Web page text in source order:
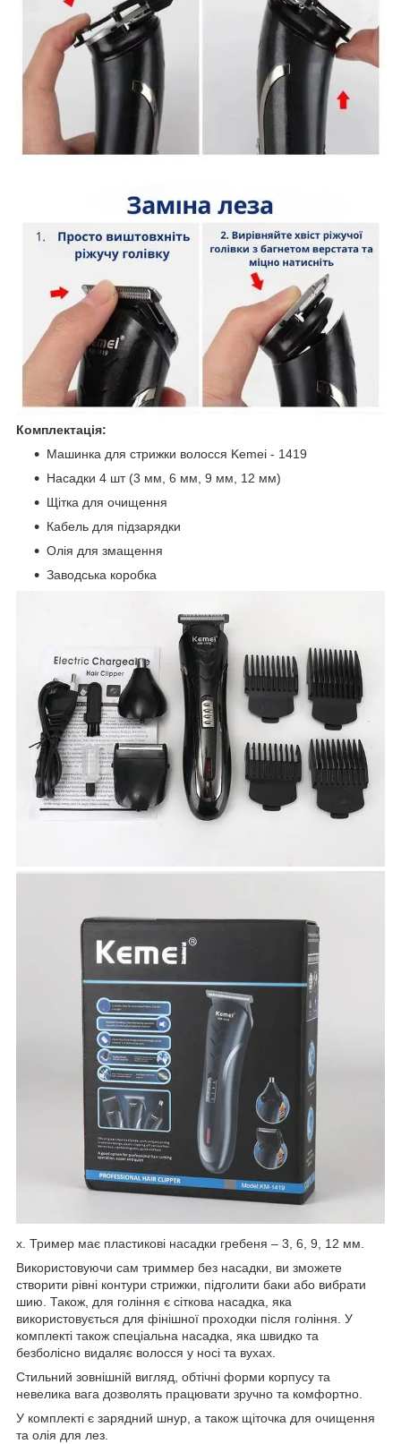
Комплектація:
Машинка для стрижки волосся Kemei - 1419
Насадки 4 шт (3 мм, 6 мм, 9 мм, 12 мм)
Щітка для очищення
Кабель для підзарядки
Олія для змащення
Заводська коробка
х. Тример має пластикові насадки гребеня – 3, 6, 9, 12 мм.
Використовуючи сам триммер без насадки, ви зможете
створити рівні контури стрижки, підголити баки або вибрати
шию. Також, для гоління є сіткова насадка, яка
використовується для фінішної проходки після гоління. У
комплекті також спеціальна насадка, яка швидко та
безболісно видаляє волосся у носі та вухах.
Стильний зовнішній вигляд, обтічні форми корпусу та
невелика вага дозволять працювати зручно та комфортно.
У комплекті є зарядний шнур, а також щіточка для очищення
та олія для лез.